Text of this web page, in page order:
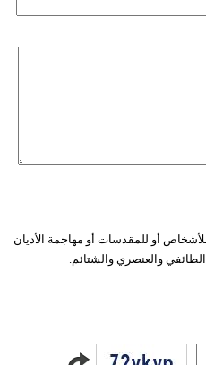
سيارات
أو للمقدسات أو مهاجمة الأديان
الطائفي والعنصري والشتائم.